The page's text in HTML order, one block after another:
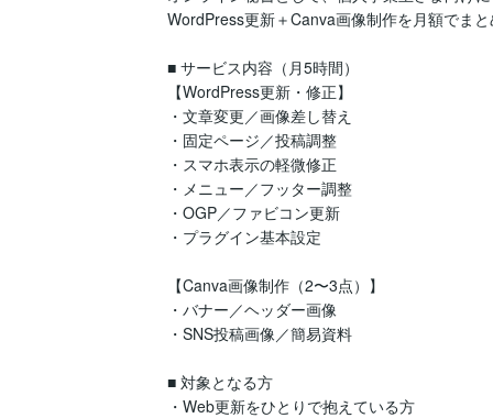
WordPress更新＋Canva画像制作を月額でまと
■ サービス内容（月5時間）
【WordPress更新・修正】
・文章変更／画像差し替え
・固定ページ／投稿調整
・スマホ表示の軽微修正
・メニュー／フッター調整
・OGP／ファビコン更新
・プラグイン基本設定
【Canva画像制作（2〜3点）】
・バナー／ヘッダー画像
・SNS投稿画像／簡易資料
■ 対象となる方
・Web更新をひとりで抱えている方